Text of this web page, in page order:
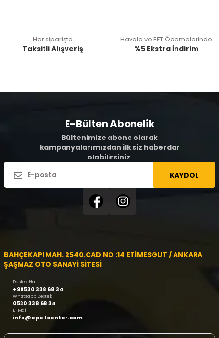
Her siparişte
Taksitli Alışveriş
Havale ve EFT Ödemelerinde
%5 Ekstra İndirim
E-Bülten Abonelik
Bültenimize abone olarak
kampanyalarımızdan ilk siz haberdar
olabilirsiniz.
KAYDOL
BAHÇEKAPI MAH. 2540.CAD NO :14 ETİMESGUT / ANKARA
ŞAŞMAZ OTO SANAYİ SİTESİ
Destek Hattı
+90530 338 68 34
Whatsapp Destek
0530 338 68 34
E-Mail
info@opellcenter.com